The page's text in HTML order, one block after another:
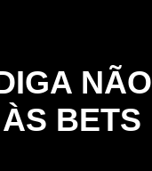
NÃO
ÀS BETS